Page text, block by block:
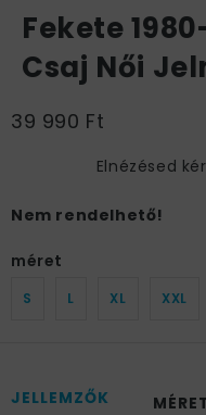
Fekete
Csaj Női
39 990 Ft
Elnézésed
Nem rendelhető!
méret
S L XL XXL
JELLEMZŐK